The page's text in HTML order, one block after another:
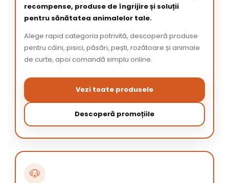
recompense, produse de îngrijire și soluții
pentru sănătatea animalelor tale.
Alege rapid categoria potrivită, descoperă produse
pentru câini, pisici, păsări, pești, rozătoare și animale
de curte, apoi comandă simplu online.
Vezi toate produsele
Descoperă promoțiile
🐶